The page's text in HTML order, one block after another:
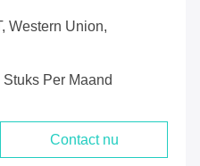
Western Union,
Stuks Per Maand
Contact nu